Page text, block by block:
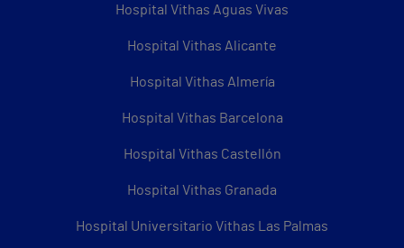
Hospital Vithas Aguas Vivas
Hospital Vithas Alicante
Hospital Vithas Almería
Hospital Vithas Barcelona
Hospital Vithas Castellón
Hospital Vithas Granada
Hospital Universitario Vithas Las Palmas